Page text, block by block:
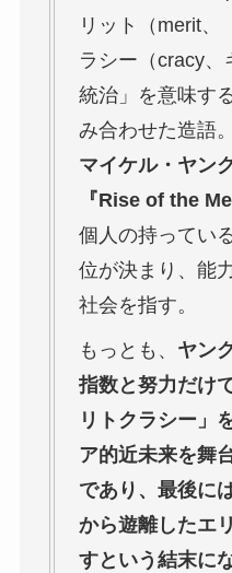
リット（merit、
ラシー（cracy、
統治」を意味す
み合わせた造語。
マイケル・ヤン
『Rise of the
個人の持ってい
位が決まり、能
社会を指す。
もっとも、 ヤン
指数と努力だけ
リトクラシー」
ア的近未来を舞
であり、最後に
から遊離したエ
すという結末に